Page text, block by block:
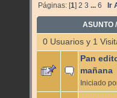
Páginas: [1]2 3 ...6 Ir
ASUNTO /
0 Usuarios y 1
Pan
mañana
Iniciado